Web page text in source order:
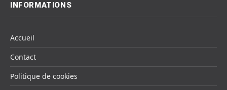
INFORMATIONS
Accueil
Contact
Politique de cookies